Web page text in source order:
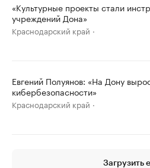
«Культурные проекты стали
учреждений Дона»
Краснодарский край
Евгений Полуянов: «На Дону
кибербезопасности»
Краснодарский край
Загрузить